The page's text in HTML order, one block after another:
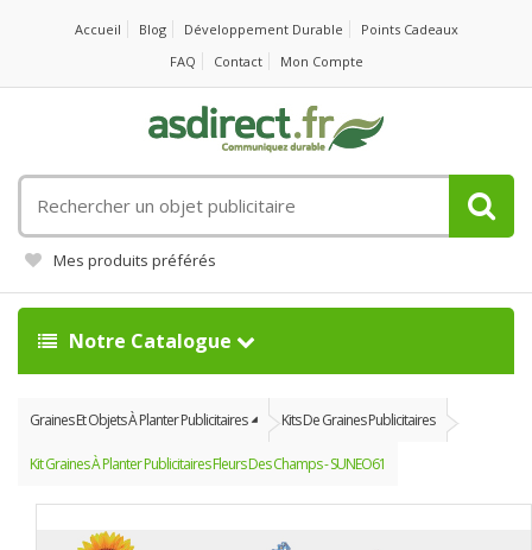
Accueil Blog Développement Durable
Points Cadeaux
FAQ
Contact Mon Compte
un
objet
publicitaire
Mes produits préférés
Notre Catalogue
Graines Et Objets À Planter Publicitaires Kits De Graines Publicitaires
Kit Graines À Planter Publicitaires Fleurs Des Champs - SUNEO61